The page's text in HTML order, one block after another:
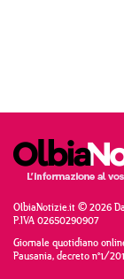
OlbiaNotizie.it © 2026
P.IVA 02650290907
Giornale quotidiano
Pausania, decreto n°1/